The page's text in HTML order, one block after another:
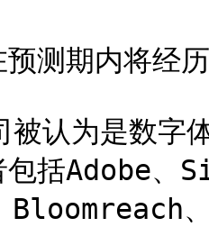
测期内将经
认为是数字
包括Adobe